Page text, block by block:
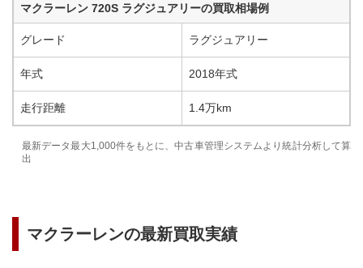
マクラーレン 720S ラグジュアリーの買取相場例
グレード ラグジュアリー
年式 2018年式
走行距離 1.4万km
最新データ最大1,000件をもとに、中古車管理システムより統計分析して算
出
マクラーレンの最新買取実績